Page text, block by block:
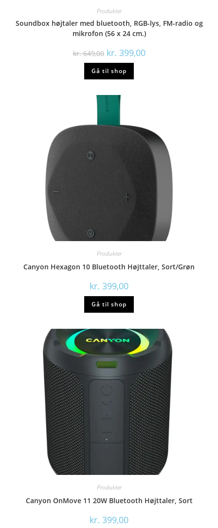
Produkter
Soundbox højtaler med bluetooth, RGB-lys, FM-radio og
mikrofon (56 x 24 cm.)
kr.649,00 Den
oprindelige
pris
var:
kr. 649,00.
kr. 399,00Den
aktuelle
Gå til shop
Produkter
Canyon Hexagon 10 Bluetooth Højttaler, Sort/Grøn
kr. 399,00
Gå til shop
Produkter
Canyon OnMove 11 20W Bluetooth Højttaler, Sort
kr. 399,00